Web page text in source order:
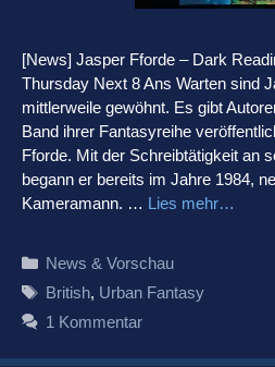
[News] Jasper Fforde – Dark
Thursday Next 8 Ans Warten sind
mittlerweile gewöhnt. Es gibt
Band ihrer Fantasyreihe
Fforde. Mit der Schreibtätigkeit an
begann er bereits im Jahre 1984,
Kameramann. … Lies mehr…
Kategorien
News & Vorschau
Schlagwörter
British, Urban Fantasy
1 Kommentar